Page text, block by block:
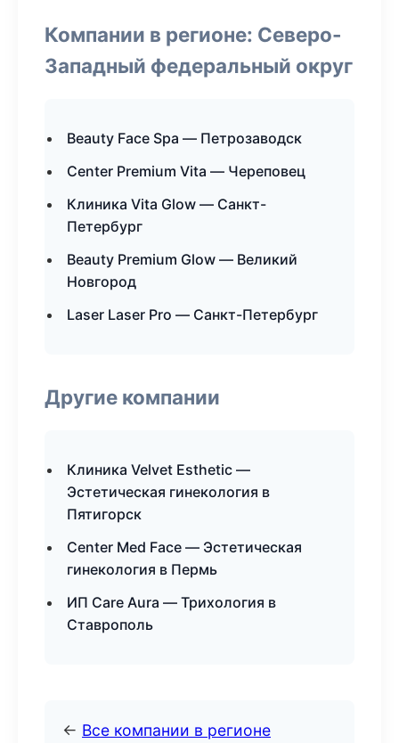
Компании в регионе: Северо-
Западный федеральный округ
Beauty Face Spa — Петрозаводск
Center Premium Vita — Череповец
Клиника Vita Glow — Санкт-
Петербург
Beauty Premium Glow — Великий
Новгород
Laser Laser Pro — Санкт-Петербург
Другие компании
Клиника Velvet Esthetic —
Эстетическая гинекология в
Пятигорск
Center Med Face — Эстетическая
гинекология в Пермь
ИП Care Aura — Трихология в
Ставрополь
← Все компании в регионе